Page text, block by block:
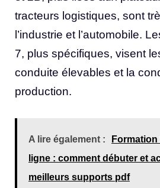
tracteurs logistiques, sont
l’industrie et l’automobile.
7, plus spécifiques, visent
conduite élevables et la
production.
A lire également :
ligne : comment débuter et
meilleurs supports pdf